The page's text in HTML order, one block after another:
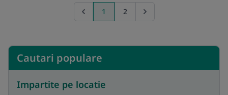
Previous page
1 2 Go to next page
Cautari populare
Impartite pe locatie